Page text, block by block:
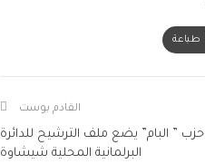
طباعة
القادم بوست
” البام” يضع ملف الترشيح للدائرة
البرلمانية المحلية شيشاوة